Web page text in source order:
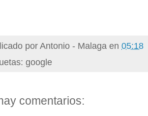
porAntonio - Malaga en 05:18
google
comentarios: